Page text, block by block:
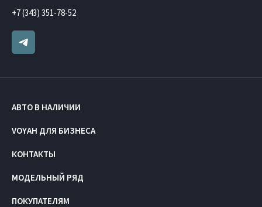
+7 (343) 351-78-52
АВТО В НАЛИЧИИ
VOYAH ДЛЯ БИЗНЕСА
КОНТАКТЫ
МОДЕЛЬНЫЙ РЯД
ПОКУПАТЕЛЯМ